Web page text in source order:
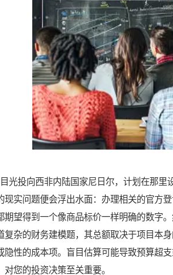
投向西非内陆国家尼日尔，计划在那里
现实问题便会浮出水面：办理相关的官方
期望得到一个像商品标价一样明确的数字
复杂的财务建模题，其总额取决于项目本
隐性的成本项。盲目估算可能导致预算超
您的投资决策至关重要。